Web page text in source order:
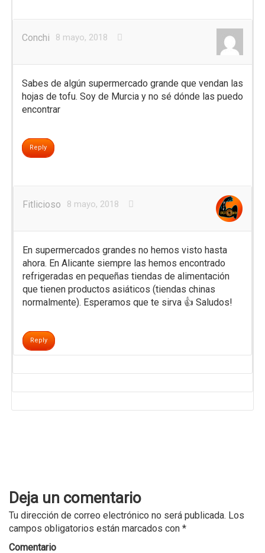
Conchi 8 mayo, 2018
Sabes de algún supermercado grande que vendan las
hojas de tofu. Soy de Murcia y no sé dónde las puedo
encontrar
Reply
Fitlicioso 8 mayo, 2018
En supermercados grandes no hemos visto hasta
ahora. En Alicante siempre las hemos encontrado
refrigeradas en pequeñas tiendas de alimentación
que tienen productos asiáticos (tiendas chinas
normalmente). Esperamos que te sirva 👍 Saludos!
Reply
Deja un comentario
Tu dirección de correo electrónico no será publicada. Los
campos obligatorios están marcados con *
Comentario